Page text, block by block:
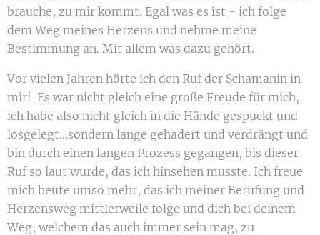
brauche, zu mir kommt. Egal was es ist - ich folge
dem Weg meines Herzens und nehme meine
Bestimmung an. Mit allem was dazu gehört.
Vor vielen Jahren hörte ich den Ruf der Schamanin in
mir! Es war nicht gleich eine große Freude für mich,
ich habe also nicht gleich in die Hände gespuckt und
losgelegt...sondern lange gehadert und verdrängt und
bin durch einen langen Prozess gegangen, bis dieser
Ruf so laut wurde, das ich hinsehen musste. Ich freue
mich heute umso mehr, das ich meiner Berufung und
Herzensweg mittlerweile folge und dich bei deinem
Weg, welchem das auch immer sein mag, zu